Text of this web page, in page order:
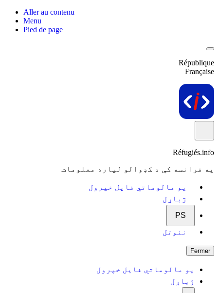
Aller au contenu
Menu
Pied de page
République
Française
Réfugiés.info
په فرانسه کې د کډوالو لپاره معلومات
یو مالوماتي فایل خپرول
ژباړل
PS
ننوتل
Fermer
یو مالوماتي فایل خپرول
ژباړل